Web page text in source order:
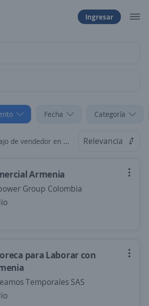
Ingresar
Fecha Categoría
en Armenia, Quindio Relevancia
Armenia
Group Colombia
para Laborar con
Temporales SAS